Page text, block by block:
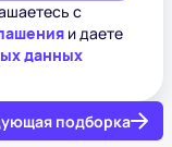
с
и даете
данных
подборка